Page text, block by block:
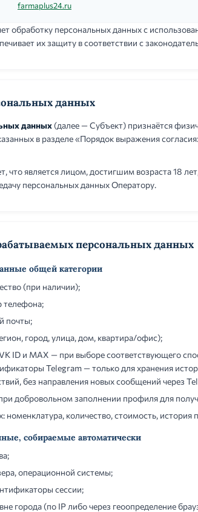
farmaplus24.ru
обработку персональных данных с
их защиту в соответствии с
данных
данных(далее — Субъект) признаётся
в разделе «Порядок выражения
что является лицом, достигшим возраста 18
персональных данных Оператору.
персональных данных
общей категории
(при наличии);
телефона;
почты;
город, улица, дом, квартира/офис);
ID и MAX — при выборе соответствующего
Telegram — только для хранения
без направления новых сообщений через
добровольном заполнении профиля для
номенклатура, количество, стоимость,
собираемые автоматически
операционной системы;
сессии;
города (по IP либо через геоопределение